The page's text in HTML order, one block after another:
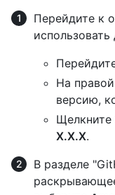
Перейдите к
На
версию,
Щелкните
X.X.X.
В разделе